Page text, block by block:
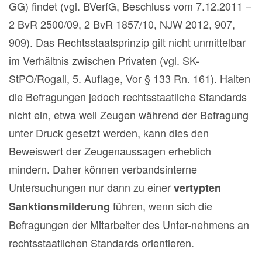
GG) findet (vgl. BVerfG, Beschluss vom 7.12.2011 –
2 BvR 2500/09, 2 BvR 1857/10, NJW 2012, 907,
909). Das Rechtsstaatsprinzip gilt nicht unmittelbar
im Verhältnis zwischen Privaten (vgl. SK-
StPO/Rogall, 5. Auflage, Vor § 133 Rn. 161). Halten
die Befragungen jedoch rechtsstaatliche Standards
nicht ein, etwa weil Zeugen während der Befragung
unter Druck gesetzt werden, kann dies den
Beweiswert der Zeugenaussagen erheblich
mindern. Daher können verbandsinterne
Untersuchungen nur dann zu einervertypten
Sanktionsmilderung führen, wenn sich die
Befragungen der Mitarbeiter des Unter-nehmens an
rechtsstaatlichen Standards orientieren.